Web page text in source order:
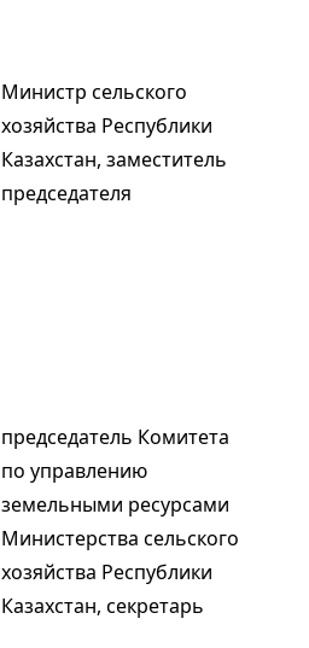
Министр сельского
хозяйства Республики
Казахстан, заместитель
председателя
председатель Комитета
по управлению
земельными ресурсами
Министерства сельского
хозяйства Республики
Казахстан, секретарь